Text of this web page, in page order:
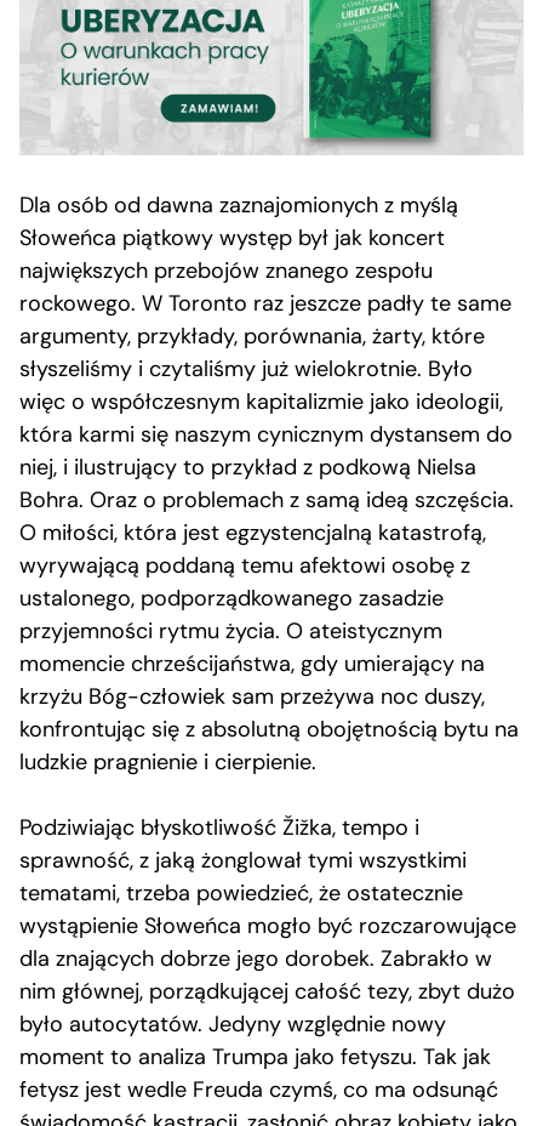
Dla osób od dawna zaznajomionych z myślą
Słoweńca piątkowy występ był jak koncert
największych przebojów znanego zespołu
rockowego. W Toronto raz jeszcze padły te same
argumenty, przykłady, porównania, żarty, które
słyszeliśmy i czytaliśmy już wielokrotnie. Było
więc o współczesnym kapitalizmie jako ideologii,
która karmi się naszym cynicznym dystansem do
niej, i ilustrujący to przykład z podkową Nielsa
Bohra. Oraz o problemach z samą ideą szczęścia.
O miłości, która jest egzystencjalną katastrofą,
wyrywającą poddaną temu afektowi osobę z
ustalonego, podporządkowanego zasadzie
przyjemności rytmu życia. O ateistycznym
momencie chrześcijaństwa, gdy umierający na
krzyżu Bóg-człowiek sam przeżywa noc duszy,
konfrontując się z absolutną obojętnością bytu na
ludzkie pragnienie i cierpienie.
Podziwiając błyskotliwość Žižka, tempo i
sprawność, z jaką żonglował tymi wszystkimi
tematami, trzeba powiedzieć, że ostatecznie
wystąpienie Słoweńca mogło być rozczarowujące
dla znających dobrze jego dorobek. Zabrakło w
nim głównej, porządkującej całość tezy, zbyt dużo
było autocytatów. Jedyny względnie nowy
moment to analiza Trumpa jako fetyszu. Tak jak
fetysz jest wedle Freuda czymś, co ma odsunąć